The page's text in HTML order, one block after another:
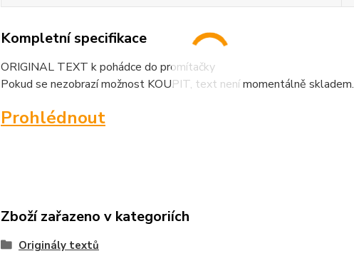
Kompletní specifikace
ORIGINAL TEXT k pohádce do promítačky
Pokud se nezobrazí možnost KOUPIT, text není momentálně skladem.
Prohlédnout
Zboží zařazeno v kategoriích
Originály textů